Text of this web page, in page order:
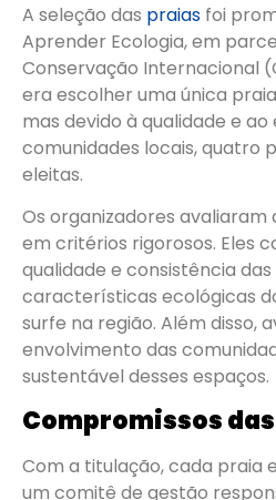
A seleção das praias foi
Aprender Ecologia, em
Conservação Internacional
era escolher uma única
mas devido à qualidade e
comunidades locais, quatro
eleitas.
Os organizadores avaliaram
em critérios rigorosos. Eles
qualidade e consistência das
características ecológicas
surfe na região. Além disso,
envolvimento das
sustentável desses espaços.
Compromissos
Com a titulação, cada praia
um comitê de gestão